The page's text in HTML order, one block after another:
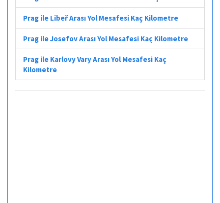
Prag ile Libeř Arası Yol Mesafesi Kaç Kilometre
Prag ile Josefov Arası Yol Mesafesi Kaç Kilometre
Prag ile Karlovy Vary Arası Yol Mesafesi Kaç
Kilometre